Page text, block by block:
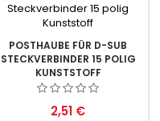
POSTHAUBE FÜR D-SUB
STECKVERBINDER 15 POLIG
KUNSTSTOFF
Preis
2,51 €